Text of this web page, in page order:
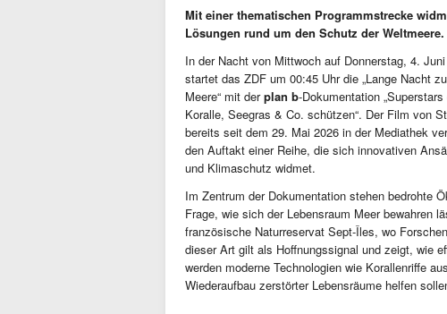
Mit einer thematischen Programmstrecke
Lösungen rund um den Schutz der Weltmeere.
In der Nacht von Mittwoch auf Donnerstag, 4.
startet das ZDF um 00:45 Uhr die „Lange Nacht
Meere“ mit derplan b-Dokumentation
Koralle, Seegras & Co. schützen“. Der Film von
bereits seit dem 29. Mai 2026 in der Mediathek
den Auftakt einer Reihe, die sich innovativen
und Klimaschutz widmet.
Im Zentrum der Dokumentation stehen bedrohte
Frage, wie sich der Lebensraum Meer bewahren
französische Naturreservat Sept-Îles, wo
dieser Art gilt als Hoffnungssignal und zeigt, wie
werden moderne Technologien wie Korallenriffe
Wiederaufbau zerstörter Lebensräume helfen